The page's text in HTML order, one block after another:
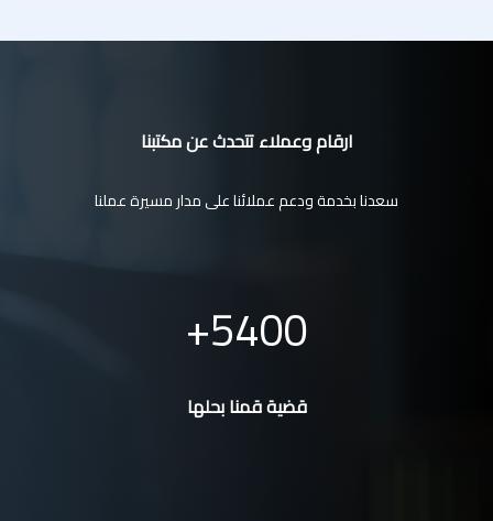
ارقام وعملاء تتحدث عن مكتبنا
سعدنا بخدمة ودعم عملائنا على مدار مسيرة عملنا
5400
قضية قمنا بحلها